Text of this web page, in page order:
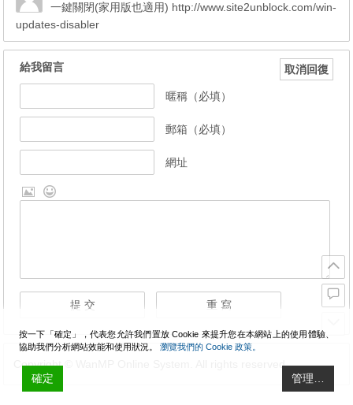
一鍵關閉(家用版也適用) http://www.site2unblock.com/win-
updates-disabler
給我留言 取消回復
暱稱（必填）
郵箱（必填）
網址
Copyright © WanMP Online System. All rights reserved.
按一下「確定」，代表您允許我們置放 Cookie 來提升您在本網站上的使用體驗、
協助我們分析網站效能和使用狀況。 瀏覽我們的 Cookie 政策。
確定 管理…